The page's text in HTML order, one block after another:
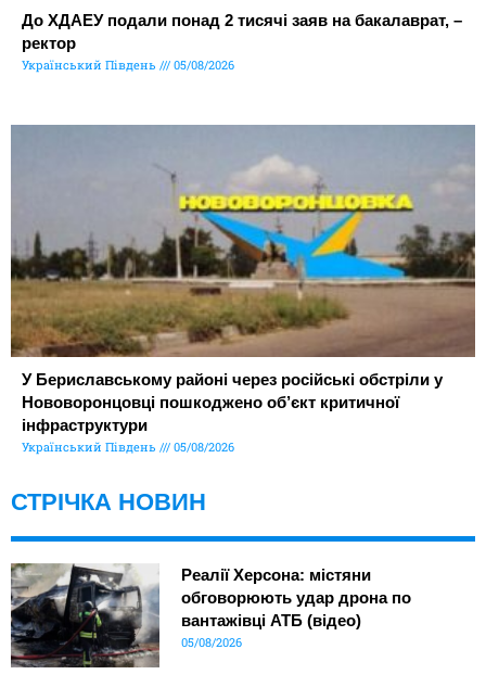
До ХДАЕУ подали понад 2 тисячі заяв на бакалаврат, –
ректор
Український Південь 05/08/2026
У Бериславському районі через російські обстріли у
Нововоронцовці пошкоджено об’єкт критичної
інфраструктури
Український Південь 05/08/2026
СТРІЧКА НОВИН
Реалії Херсона: містяни
обговорюють удар дрона по
вантажівці АТБ (відео)
05/08/2026